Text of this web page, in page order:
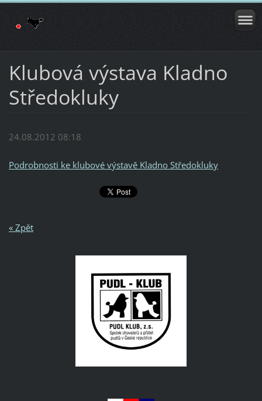
Klubová výstava Kladno
Středokluky
24.08.2012 08:18
Podrobnosti ke klubové výstavě Kladno Středokluky
« Zpět